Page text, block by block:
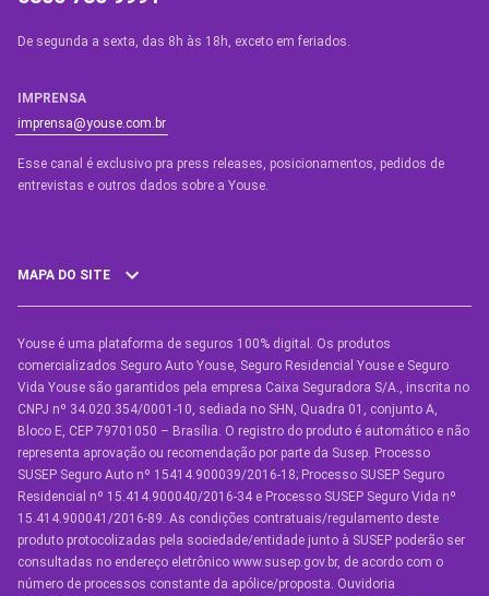
De segunda a sexta, das 8h às 18h, exceto em feriados.
IMPRENSA
imprensa@youse.com.br
Esse canal é exclusivo pra press releases, posicionamentos, pedidos de
entrevistas e outros dados sobre a Youse.​
MAPA DO SITE
SEGUROS
Seguro Auto
Seguro Auto para Terceiros
Seguro por Marcas de Carro
Seguro Residencial
Seguro de Vida
Youse é uma plataforma de seguros 100% digital. Os produtos
comercializados Seguro Auto Youse, Seguro Residencial Youse e Seguro
Vida Youse são garantidos pela empresa Caixa Seguradora S/A., inscrita no
CNPJ nº 34.020.354/0001-10, sediada no SHN, Quadra 01, conjunto A,
Bloco E, CEP 79701050 – Brasília. O registro do produto é automático e não
representa aprovação ou recomendação por parte da Susep. Processo
SUSEP Seguro Auto nº 15414.900039/2016-18; Processo SUSEP Seguro
Residencial nº 15.414.900040/2016-34 e Processo SUSEP Seguro Vida nº
15.414.900041/2016-89. As condições contratuais/regulamento deste
produto protocolizadas pela sociedade/entidade junto à SUSEP poderão ser
consultadas no endereço eletrônico www.susep.gov.br, de acordo com o
número de processos constante da apólice/proposta. Ouvidoria